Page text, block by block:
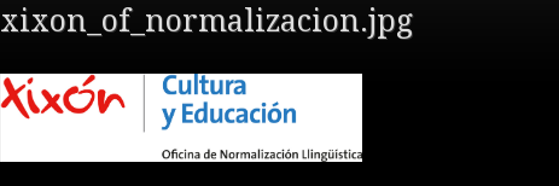
xixon_of_normalizacion.jpg